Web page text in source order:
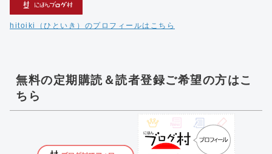
hitoiki（ひといき）のプロフィールはこちら
無料の定期購読＆読者登録ご希望の方はこ
ちら